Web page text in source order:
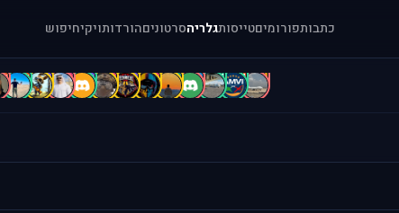
כתבותפורומיםטייסותגלריהסרטוניםהורדותויקיחיפוש
.
[
[
a
A
A
b
B
B
c
C
d
d